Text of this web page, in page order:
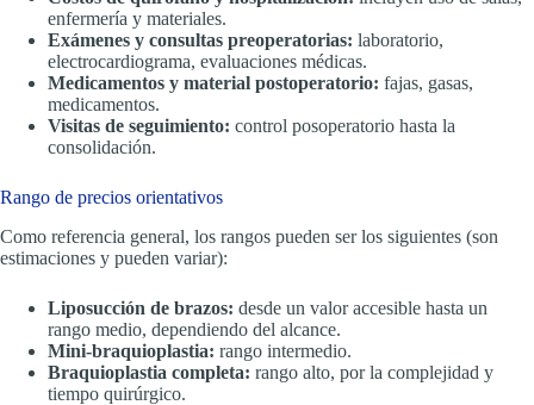
enfermería y materiales.
Exámenes y consultas preoperatorias: laboratorio,
electrocardiograma, evaluaciones médicas.
Medicamentos y material postoperatorio: fajas, gasas,
medicamentos.
Visitas de seguimiento: control posoperatorio hasta la
consolidación.
Rango de precios orientativos
Como referencia general, los rangos pueden ser los siguientes (son
estimaciones y pueden variar):
Liposucción de brazos: desde un valor accesible hasta un
rango medio, dependiendo del alcance.
Mini-braquioplastia: rango intermedio.
Braquioplastia completa: rango alto, por la complejidad y
tiempo quirúrgico.